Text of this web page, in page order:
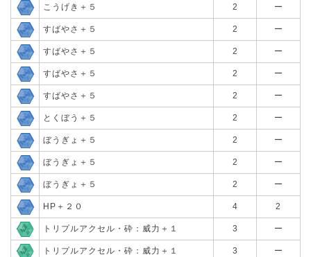
こうげき＋５ 2 ー
すばやさ＋５ 2 ー
すばやさ＋５ 2 ー
すばやさ＋５ 2 ー
すばやさ＋５ 2 ー
とくぼう＋５ 2 ー
ぼうぎょ＋５ 2 ー
ぼうぎょ＋５ 2 ー
ぼうぎょ＋５ 2 ー
HP＋２０ 4 2
トリプルアクセル・砕：威力＋１ 3 ー
トリプルアクセル・砕：威力＋１ 3 ー